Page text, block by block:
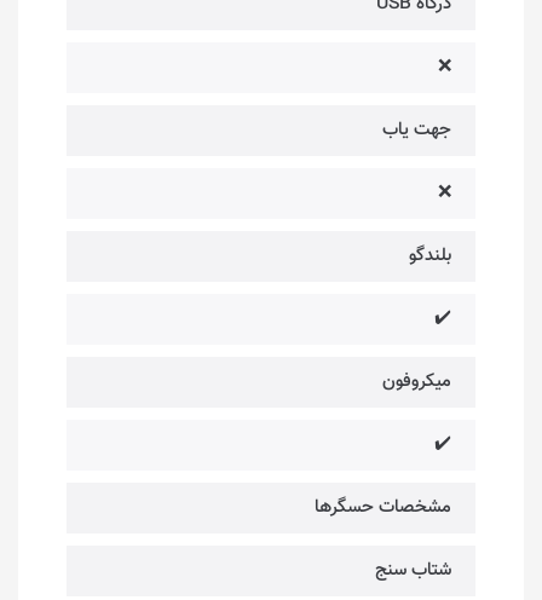
❌
جهت یاب
❌
بلندگو
✔️
میکروفون
✔️
مشخصات حسگرها
شتاب سنج